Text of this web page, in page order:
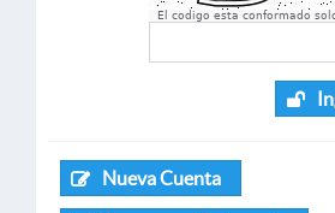
El codigo esta conformado
Nueva Cuenta